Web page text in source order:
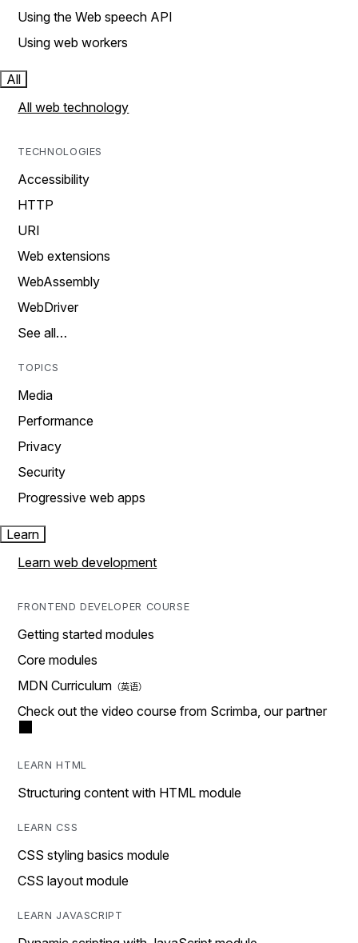
Using the Web speech API
Using web workers
All
All web technology
TECHNOLOGIES
Accessibility
HTTP
URI
Web extensions
WebAssembly
WebDriver
See all…
TOPICS
Media
Performance
Privacy
Security
Progressive web apps
Learn
Learn web development
FRONTEND DEVELOPER COURSE
Getting started modules
Core modules
MDN Curriculum
Check out the video course from Scrimba, our partner
LEARN HTML
Structuring content with HTML module
LEARN CSS
CSS styling basics module
CSS layout module
LEARN JAVASCRIPT